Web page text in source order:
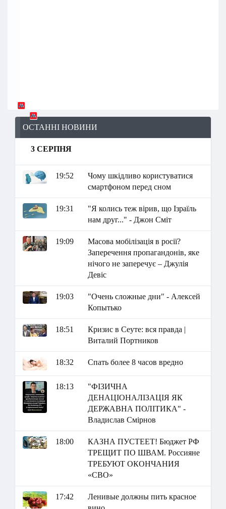
ОСТАННІ НОВИНИ
3 СЕРПНЯ
19:52
Чому шкідливо користуватися
смартфоном перед сном
19:31
"Я колись теж вірив, що Ізраїль
нам друг..." - Джон Сміт
19:09
Масова мобілізація в росії?
Заперечення пропагандонів, яке
нічого не заперечує – Джулія
Девіс
19:03
"Очень сложные дни" - Алексей
Копытько
18:51
Кризис в Сеуте: вся правда |
Виталий Портников
18:32 Спать более 8 часов вредно
18:13
"ФІЗИЧНА
ДЕНАЦІОНАЛІЗАЦІЯ ЯК
ДЕРЖАВНА ПОЛІТИКА" -
Владислав Смірнов
18:00
КАЗНА ПУСТЕЕТ! Бюджет РФ
ТРЕЩИТ ПО ШВАМ. Россияне
ТРЕБУЮТ ОКОНЧАНИЯ
«СВО»
17:42
Ленивые должны пить красное